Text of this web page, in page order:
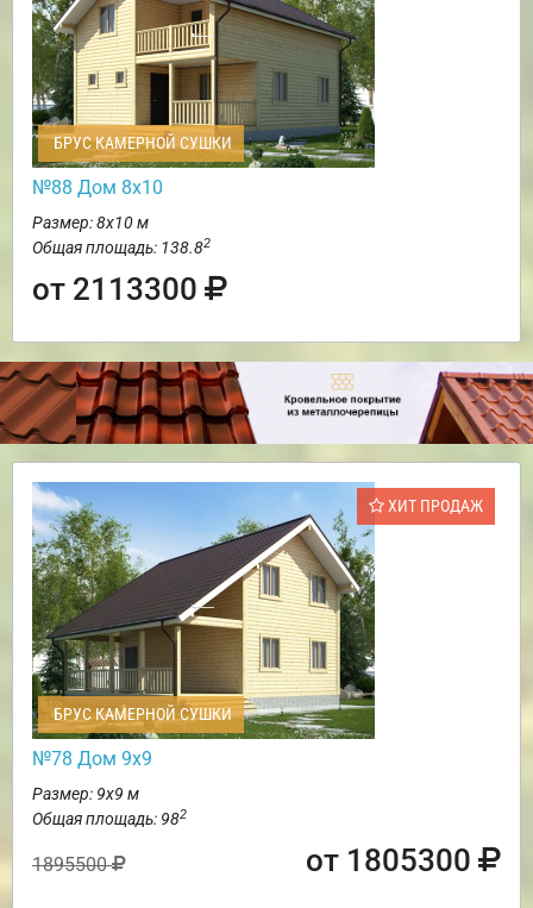
БРУС КАМЕРНОЙ СУШКИ
№88 Дом 8х10
Размер: 8х10 м
Общая площадь: 138.82
от 2113300
ХИТ ПРОДАЖ
БРУС КАМЕРНОЙ СУШКИ
№78 Дом 9х9
Размер: 9х9 м
Общая площадь: 982
1895500 от 1805300